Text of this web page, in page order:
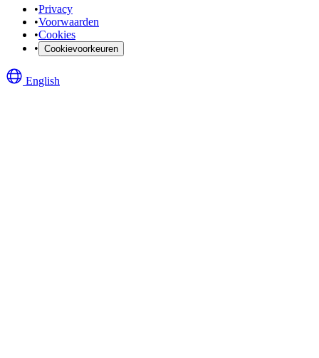
•Privacy
•Voorwaarden
•Cookies
• Cookievoorkeuren
English